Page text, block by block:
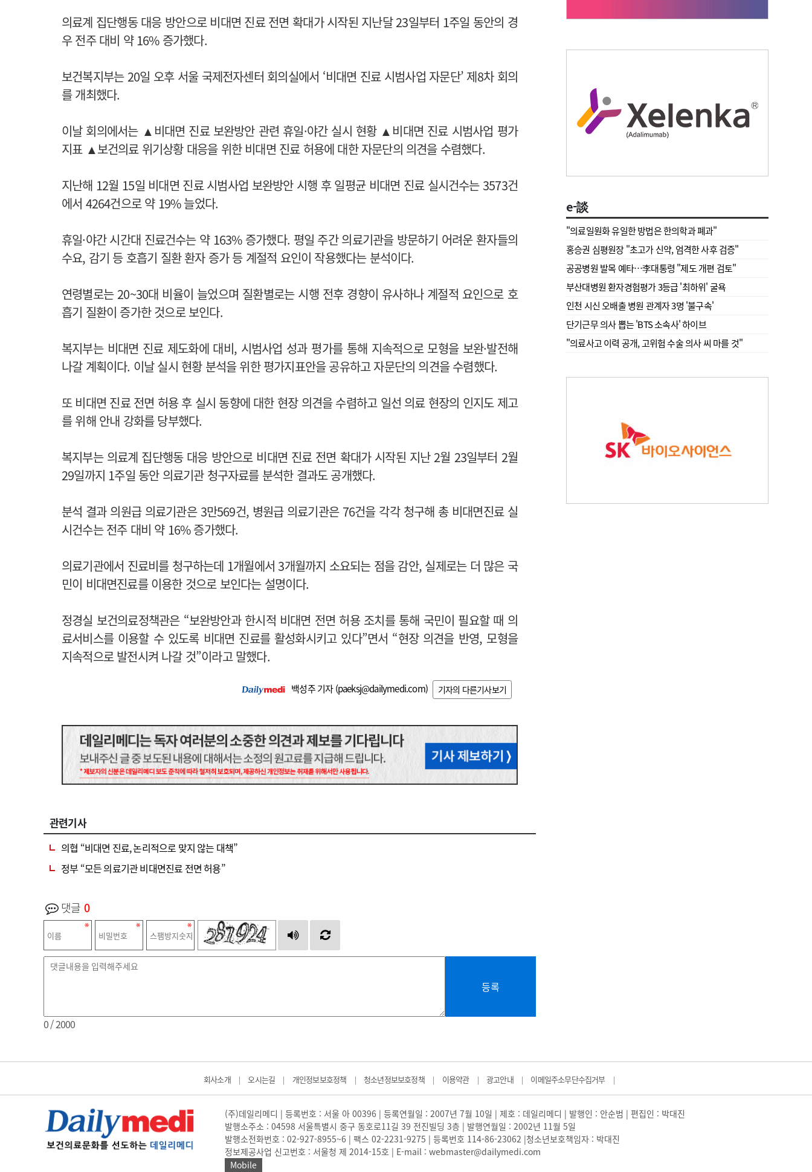
의료계 집단행동 대응 방안으로 비대면 진료 전면 확대가 시작된 지난달 23일부터 1주일 동안의 경
우 전주 대비 약 16% 증가했다.
보건복지부는 20일 오후 서울 국제전자센터 회의실에서 ‘비대면 진료 시범사업 자문단’ 제8차 회의
를 개최했다.
이날 회의에서는 ▲비대면 진료 보완방안 관련 휴일·야간 실시 현황 ▲비대면 진료 시범사업 평가
지표 ▲보건의료 위기상황 대응을 위한 비대면 진료 허용에 대한 자문단의 의견을 수렴했다.
지난해 12월 15일 비대면 진료 시범사업 보완방안 시행 후 일평균 비대면 진료 실시건수는 3573건
에서 4264건으로 약 19% 늘었다.
휴일·야간 시간대 진료건수는 약 163% 증가했다. 평일 주간 의료기관을 방문하기 어려운 환자들의
수요, 감기 등 호흡기 질환 환자 증가 등 계절적 요인이 작용했다는 분석이다.
연령별로는 20~30대 비율이 늘었으며 질환별로는 시행 전후 경향이 유사하나 계절적 요인으로 호
흡기 질환이 증가한 것으로 보인다.
복지부는 비대면 진료 제도화에 대비, 시범사업 성과 평가를 통해 지속적으로 모형을 보완·발전해
나갈 계획이다. 이날 실시 현황 분석을 위한 평가지표안을 공유하고 자문단의 의견을 수렴했다.
또 비대면 진료 전면 허용 후 실시 동향에 대한 현장 의견을 수렴하고 일선 의료 현장의 인지도 제고
를 위해 안내 강화를 당부했다.
복지부는 의료계 집단행동 대응 방안으로 비대면 진료 전면 확대가 시작된 지난 2월 23일부터 2월
29일까지 1주일 동안 의료기관 청구자료를 분석한 결과도 공개했다.
분석 결과 의원급 의료기관은 3만569건, 병원급 의료기관은 76건을 각각 청구해 총 비대면진료 실
시건수는 전주 대비 약 16% 증가했다.
의료기관에서 진료비를 청구하는데 1개월에서 3개월까지 소요되는 점을 감안, 실제로는 더 많은 국
민이 비대면진료를 이용한 것으로 보인다는 설명이다.
정경실 보건의료정책관은 “보완방안과 한시적 비대면 전면 허용 조치를 통해 국민이 필요할 때 의
료서비스를 이용할 수 있도록 비대면 진료를 활성화시키고 있다”면서 “현장 의견을 반영, 모형을
지속적으로 발전시켜 나갈 것”이라고 말했다.
백성주 기자 (paeksj@dailymedi.com) 기자의 다른기사보기
관련기사
의협 “비대면 진료, 논리적으로 맞지 않는 대책”
정부 “모든 의료기관 비대면진료 전면 허용”
댓글 0
등록
0/ 2000
e-談
"의료일원화 유일한 방법은 한의학과 폐과"
홍승권 심평원장 " 초고가 신약, 엄격한 사후 검증"
공공병원 발목 예타…李대통령 "제도 개편 검토"
부산대병원 환자경험평가 3등급 '최하위' 굴욕
인천 시신 오배출 병원 관계자 3명 '불구속'
단기근무 의사 뽑는 'BTS 소속사' 하이브
"의료사고 이력 공개, 고위험 수술 의사 씨 마를 것"
회사소개 | 오시는길 | 개인정보보호정책 | 청소년정보보호정책 | 이용약관 | 광고안내 | 이메일주소무단수집거부 |
(주)데일리메디 | 등록번호 : 서울 아 00396 | 등록연월일 : 2007년 7월 10일 | 제호 : 데일리메디 | 발행인 : 안순범 | 편집인 : 박대진
발행소주소 : 04598 서울특별시 중구 동호로11길 39 전진빌딩 3층 | 발행연월일 : 2002년 11월 5일
발행소전화번호 : 02-927-8955~6 | 팩스 02-2231-9275 | 등록번호 114-86-23062 |청소년보호책임자 : 박대진
정보제공사업 신고번호 : 서울청 제 2014-15호 | E-mail : webmaster@dailymedi.com
Mobile